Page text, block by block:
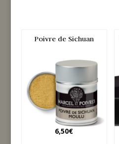
Poivre de Sichuan
6,50€